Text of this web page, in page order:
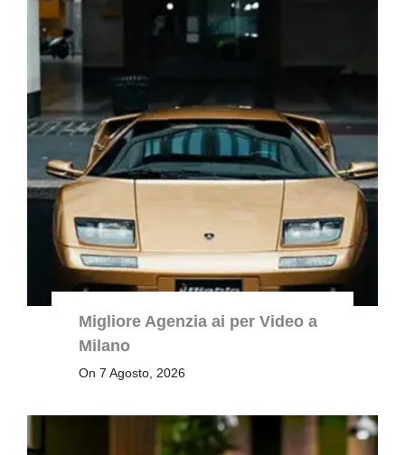
Migliore Agenzia ai per Video a
Milano
On 7 Agosto, 2026